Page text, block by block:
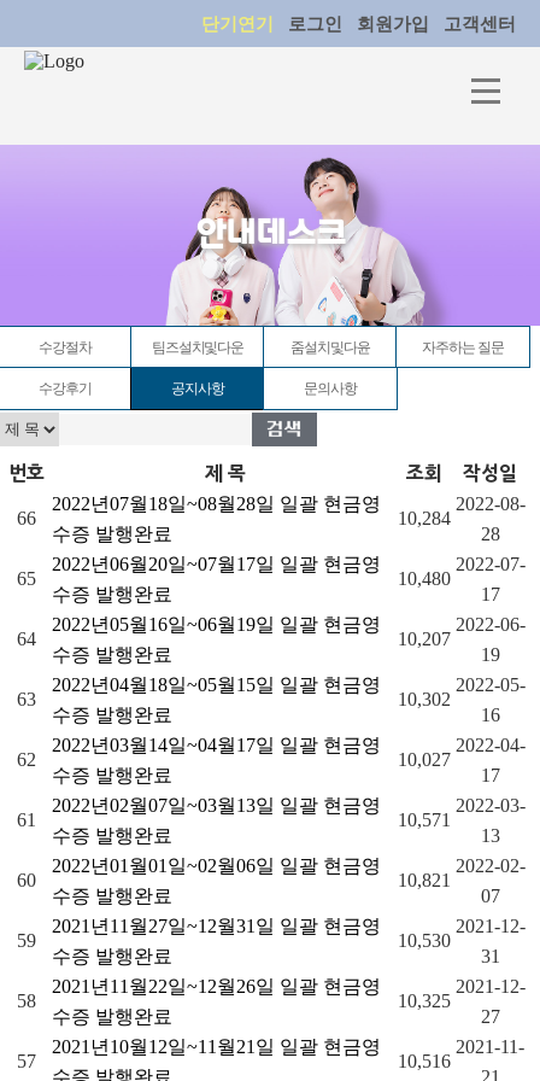
단기연기 로그인 회원가입 고객센터
안내데스크
수강절차 팀즈설치및다운 줌설치및다윤 자주하는 질문
수강후기 공지사항 문의사항
번호 제 목 조회 작성일
66
2022년07월18일~08월28일 일괄 현금영
수증 발행완료
10,284
2022-08-
28
65
2022년06월20일~07월17일 일괄 현금영
수증 발행완료
10,480
2022-07-
17
64
2022년05월16일~06월19일 일괄 현금영
수증 발행완료
10,207
2022-06-
19
63
2022년04월18일~05월15일 일괄 현금영
수증 발행완료
10,302
2022-05-
16
62
2022년03월14일~04월17일 일괄 현금영
수증 발행완료
10,027
2022-04-
17
61
2022년02월07일~03월13일 일괄 현금영
수증 발행완료
10,571
2022-03-
13
60
2022년01월01일~02월06일 일괄 현금영
수증 발행완료
10,821
2022-02-
07
59
2021년11월27일~12월31일 일괄 현금영
수증 발행완료
10,530
2021-12-
31
58
2021년11월22일~12월26일 일괄 현금영
수증 발행완료
10,325
2021-12-
27
57
2021년10월12일~11월21일 일괄 현금영
수증 발행완료
10,516
2021-11-
21